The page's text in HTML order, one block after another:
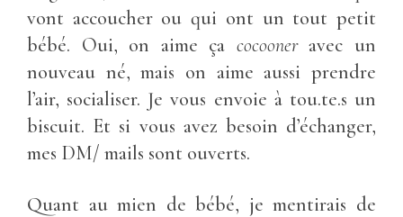
vont accoucher ou qui ont un tout petit
bébé. Oui, on aime ça cocooneravec un
nouveau né, mais on aime aussi prendre
l’air, socialiser. Je vous envoie à tou.te.s un
biscuit. Et si vous avez besoin d’échanger,
mes DM/ mails sont ouverts.
Quant au mien de bébé, je mentirais de